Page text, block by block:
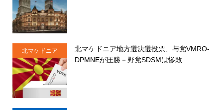
北マケドニア
北マケドニア地方選決選投票、与党VMRO-
DPMNEが圧勝－野党SDSMは惨敗